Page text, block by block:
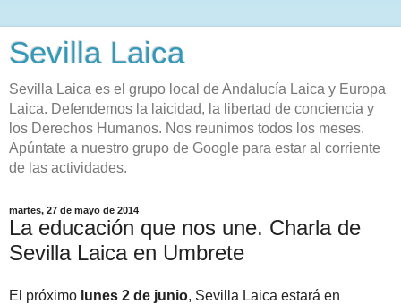
Sevilla Laica
Sevilla Laica es el grupo local de Andalucía Laica y Europa
Laica. Defendemos la laicidad, la libertad de conciencia y
los Derechos Humanos. Nos reunimos todos los meses.
Apúntate a nuestro grupo de Google para estar al corriente
de las actividades.
martes, 27 de mayo de 2014
La educación que nos une. Charla de
Sevilla Laica en Umbrete
El próximo lunes 2 de junio, Sevilla Laica estará en